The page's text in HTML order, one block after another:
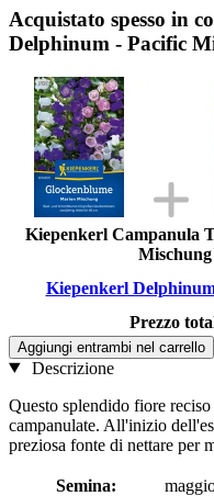
Acquistato spesso in
Delphinum - Pacific
Kiepenkerl Campanula
Kiepenkerl
Prezzo
Aggiungi entrambi nel carrello
Descrizione
Questo splendido fiore
campanulate. All'inizio
preziosa fonte di nettare per
Semina: